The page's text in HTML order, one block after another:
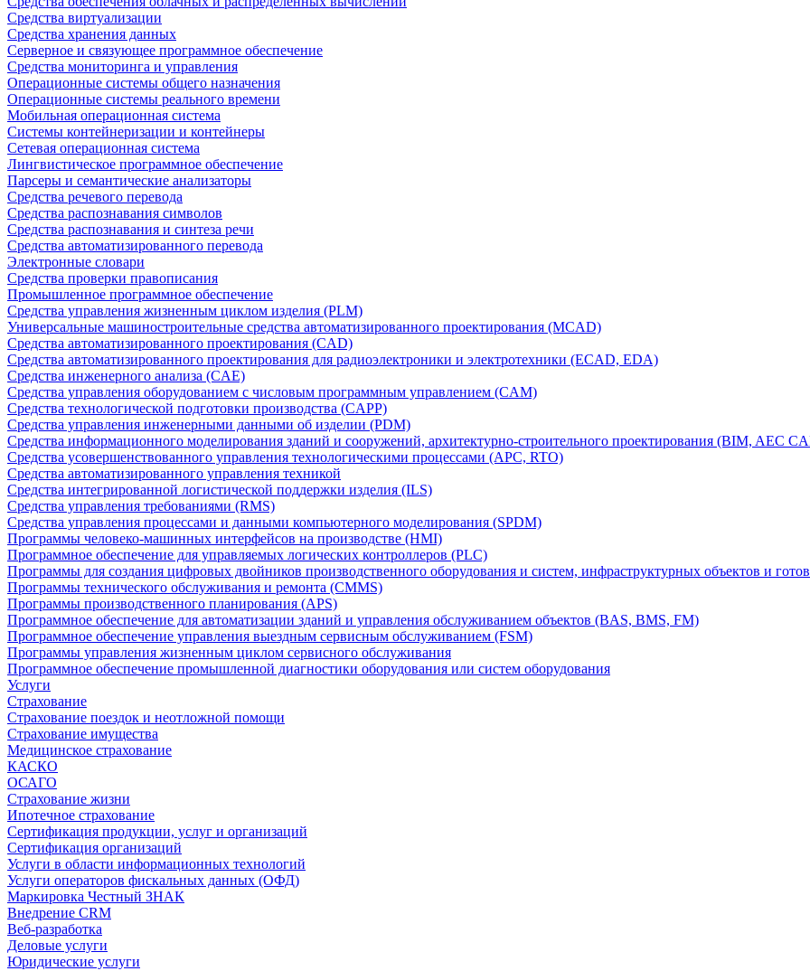
Средства виртуализации
Средства хранения данных
Серверное и связующее программное обеспечение
Средства мониторинга и управления
Операционные системы общего назначения
Операционные системы реального времени
Мобильная операционная система
Системы контейнеризации и контейнеры
Сетевая операционная система
Лингвистическое программное обеспечение
Парсеры и семантические анализаторы
Средства речевого перевода
Средства распознавания символов
Средства распознавания и синтеза речи
Средства автоматизированного перевода
Электронные словари
Средства проверки правописания
Промышленное программное обеспечение
Средства управления жизненным циклом изделия (PLM)
Универсальные машиностроительные средства автоматизированного проектирования (MCAD)
Средства автоматизированного проектирования (CAD)
Средства автоматизированного проектирования для радиоэлектроники и электротехники (ECAD, EDA)
Средства инженерного анализа (CAE)
Средства управления оборудованием с числовым программным управлением (CAM)
Средства технологической подготовки производства (CAPP)
Средства управления инженерными данными об изделии (PDM)
Средства информационного моделирования зданий и сооружений, архитектурно-строительного проектирования (BIM, AEC
Средства усовершенствованного управления технологическими процессами (APC, RTO)
Средства автоматизированного управления техникой
Средства интегрированной логистической поддержки изделия (ILS)
Средства управления требованиями (RMS)
Средства управления процессами и данными компьютерного моделирования (SPDM)
Программы человеко-машинных интерфейсов на производстве (HMI)
Программное обеспечение для управляемых логических контроллеров (PLC)
Программы для создания цифровых двойников производственного оборудования и систем, инфраструктурных объектов и
Программы технического обслуживания и ремонта (CMMS)
Программы производственного планирования (APS)
Программное обеспечение для автоматизации зданий и управления обслуживанием объектов (BAS, BMS, FM)
Программное обеспечение управления выездным сервисным обслуживанием (FSM)
Программы управления жизненным циклом сервисного обслуживания
Программное обеспечение промышленной диагностики оборудования или систем оборудования
Услуги
Страхование
Страхование поездок и неотложной помощи
Страхование имущества
Медицинское страхование
КАСКО
ОСАГО
Страхование жизни
Ипотечное страхование
Сертификация продукции, услуг и организаций
Сертификация организаций
Услуги в области информационных технологий
Услуги операторов фискальных данных (ОФД)
Маркировка Честный ЗНАК
Внедрение CRM
Веб-разработка
Деловые услуги
Юридические услуги